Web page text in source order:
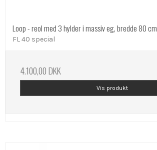
Loop - reol med 3 hylder i massiv eg, bredde 80 cm
FL 40 special
4.100,00 DKK
Vis produkt